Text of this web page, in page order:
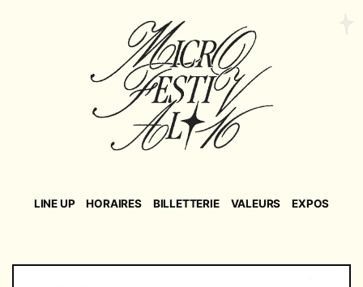
LINE UP HORAIRES BILLETTERIE VALEURS EXPOS